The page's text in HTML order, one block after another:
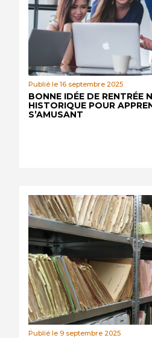
Publié le 16 septembre 2025
BONNE IDÉE DE RENTRÉE
HISTORIQUE POUR
S’AMUSANT
Publié le 9 septembre 2025